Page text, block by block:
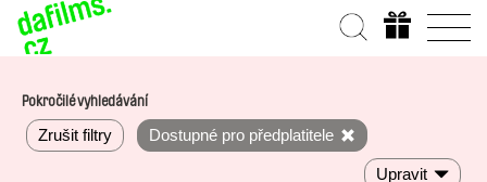
Pokročilé vyhledávání
Zrušit filtry Dostupné pro předplatitele
Upravit